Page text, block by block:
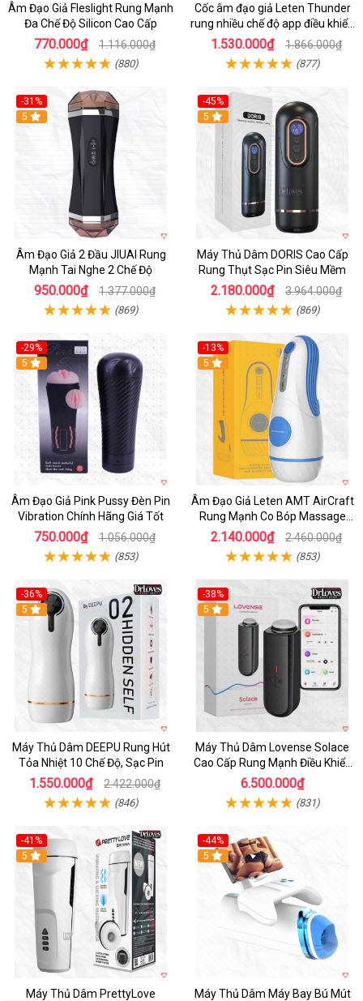
Âm Đạo Giả Fleslight Rung Mạnh
Đa Chế Độ Silicon Cao Cấp
770.000₫ 1.116.000₫
(880)
Cốc âm đạo giả Leten Thunder
rung nhiều chế độ app điều khiển
tiện lợi
1.530.000₫ 1.866.000₫
(877)
-31%
5
Âm Đạo Giả 2 Đầu JIUAI Rung
Mạnh Tai Nghe 2 Chế Độ
950.000₫ 1.377.000₫
(869)
-45%
Hot
5
Máy Thủ Dâm DORIS Cao Cấp
Rung Thụt Sạc Pin Siêu Mềm
2.180.000₫ 3.964.000₫
(869)
-29%
5
Âm Đạo Giả Pink Pussy Đèn Pin
Vibration Chính Hãng Giá Tốt
750.000₫ 1.056.000₫
(853)
-13%
5
Âm Đạo Giả Leten AMT AirCraft
Rung Mạnh Co Bóp Massage
Êm Ái
2.140.000₫ 2.460.000₫
(853)
-36%
Hot
5
Máy Thủ Dâm DEEPU Rung Hút
Tỏa Nhiệt 10 Chế Độ, Sạc Pin
1.550.000₫ 2.422.000₫
(846)
-38%
Hot
5
Máy Thủ Dâm Lovense Solace
Cao Cấp Rung Mạnh Điều Khiển
App
6.500.000₫
(831)
-41%
Hot
5
Máy Thủ Dâm PrettyLove
-44%
Hot
5
Máy Thủ Dâm Máy Bay Bú Mút